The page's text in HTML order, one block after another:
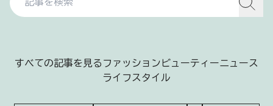
すべての記事を見る ファッションビューティーニュース
ライフスタイル